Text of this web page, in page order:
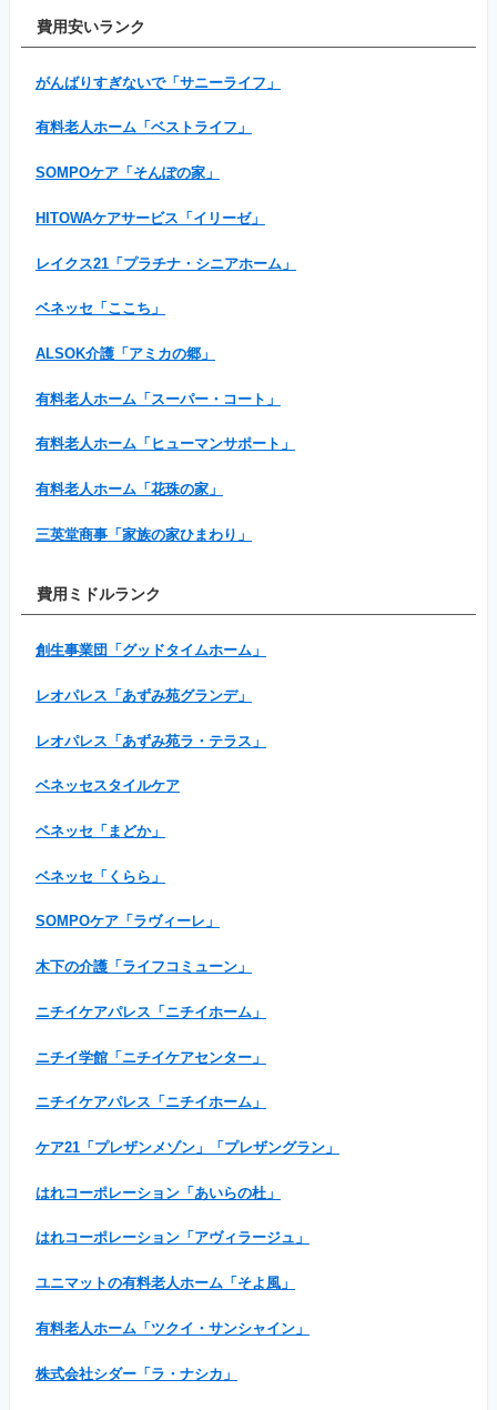
費用安いランク
がんばりすぎないで「サニーライフ」
有料老人ホーム「ベストライフ」
SOMPOケア「そんぽの家」
HITOWAケアサービス「イリーゼ」
レイクス21「プラチナ・シニアホーム」
ベネッセ「ここち」
ALSOK介護「アミカの郷」
有料老人ホーム「スーパー・コート」
有料老人ホーム「ヒューマンサポート」
有料老人ホーム「花珠の家」
三英堂商事「家族の家ひまわり」
費用ミドルランク
創生事業団「グッドタイムホーム」
レオパレス「あずみ苑グランデ」
レオパレス「あずみ苑ラ・テラス」
ベネッセスタイルケア
ベネッセ「まどか」
ベネッセ「くらら」
SOMPOケア「ラヴィーレ」
木下の介護「ライフコミューン」
ニチイケアパレス「ニチイホーム」
ニチイ学館「ニチイケアセンター」
ニチイケアパレス「ニチイホーム」
ケア21「プレザンメゾン」「プレザングラン」
はれコーポレーション「あいらの杜」
はれコーポレーション「アヴィラージュ」
ユニマットの有料老人ホーム「そよ風」
有料老人ホーム「ツクイ・サンシャイン」
株式会社シダー「ラ・ナシカ」